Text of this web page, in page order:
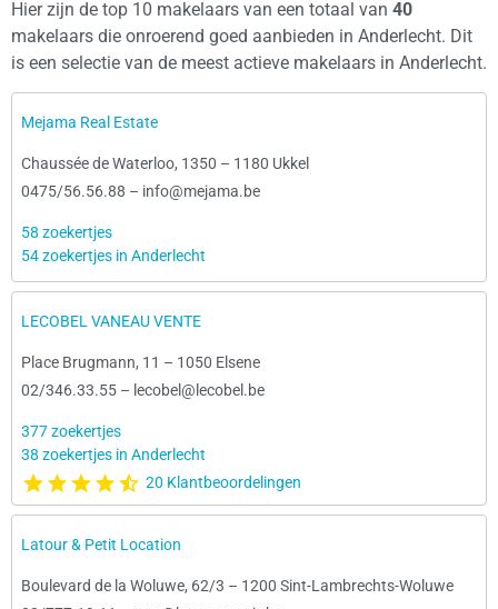
Hier zijn de top 10 makelaars van een totaal van 40
makelaars die onroerend goed aanbieden in Anderlecht. Dit
is een selectie van de meest actieve makelaars in Anderlecht.
Mejama Real Estate
Chaussée de Waterloo, 1350 – 1180 Ukkel
0475/56.56.88 – info@mejama.be
58 zoekertjes
54 zoekertjes in Anderlecht
LECOBEL VANEAU VENTE
Place Brugmann, 11 – 1050 Elsene
02/346.33.55 – lecobel@lecobel.be
377 zoekertjes
38 zoekertjes in Anderlecht
20 Klantbeoordelingen
Latour & Petit Location
Boulevard de la Woluwe, 62/3 – 1200 Sint-Lambrechts-Woluwe